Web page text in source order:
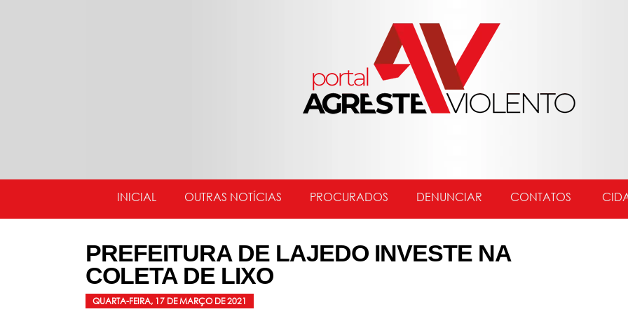
INICIAL OUTRAS NOTÍCIAS PROCURADOS DENUNCIAR CONTATOS
PREFEITURA DE LAJEDO INVESTE NA
COLETA DE LIXO
QUARTA-FEIRA, 17 DE MARÇO DE 2021